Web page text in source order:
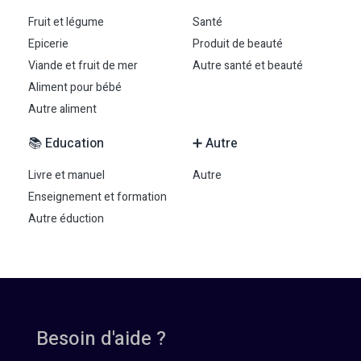
Fruit et légume
Epicerie
Viande et fruit de mer
Aliment pour bébé
Autre aliment
Santé
Produit de beauté
Autre santé et beauté
📚 Education
Livre et manuel
Enseignement et formation
Autre éduction
➕ Autre
Autre
Besoin d'aide ?